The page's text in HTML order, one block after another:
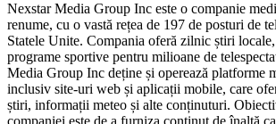
Nexstar Media Group Inc este o companie
renume, cu o vastă rețea de 197 de posturi de
Statele Unite. Compania oferă zilnic știri
programe sportive pentru milioane de
Media Group Inc deține și operează platforme
inclusiv site-uri web și aplicații mobile, care
știri, informații meteo și alte conținuturi.
companiei este de a furniza conținut de înaltă